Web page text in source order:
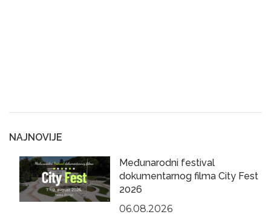
NAJNOVIJE
Međunarodni festival
dokumentarnog filma City Fest
2026
06.08.2026